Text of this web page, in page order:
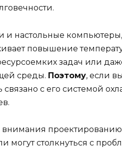
и настольные
повышение
задач или
среды. Поэтому, если
с его системой
проектированию
могут столкнуться с